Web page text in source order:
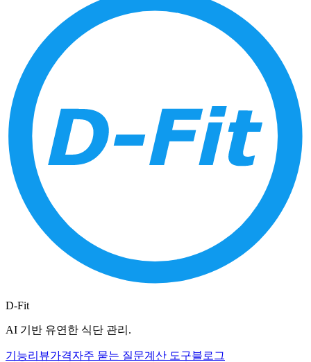
D-Fit
AI 기반 유연한 식단 관리.
기능리뷰가격자주 묻는 질문계산 도구블로그